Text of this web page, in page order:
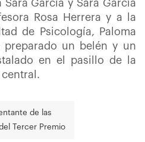
Sara García y Sara García
Rosa Herrera y a la
de Psicología, Paloma
preparado un belén y un
en el pasillo de la
central.
de las
Tercer Premio